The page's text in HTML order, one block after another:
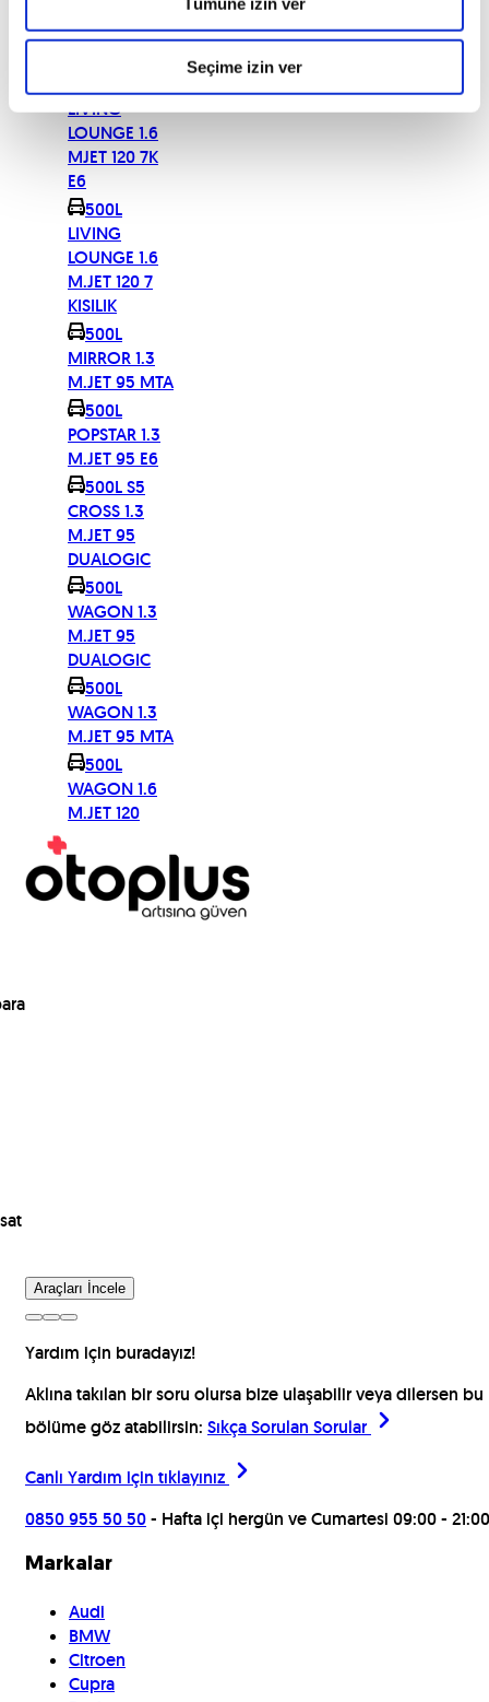
Seçime izin ver
OPENING
LIVING
LOUNGE 1.6
MJET 120 7K
E6
500L
LIVING
LOUNGE 1.6
M.JET 120 7
KISILIK
500L
MIRROR 1.3
M.JET 95 MTA
500L
POPSTAR 1.3
M.JET 95 E6
500L S5
CROSS 1.3
M.JET 95
DUALOGIC
500L
WAGON 1.3
M.JET 95
DUALOGIC
500L
WAGON 1.3
M.JET 95 MTA
500L
WAGON 1.6
M.JET 120
Araçları İncele
Yardım için buradayız!
Aklına takılan bir soru olursa bize ulaşabilir veya dilersen bu
bölüme göz atabilirsin: Sıkça Sorulan Sorular
Canlı Yardım için tıklayınız
0850 955 50 50- Hafta içi hergün ve Cumartesi 09:00 - 21:00
Markalar
Audi
BMW
Citroen
Cupra